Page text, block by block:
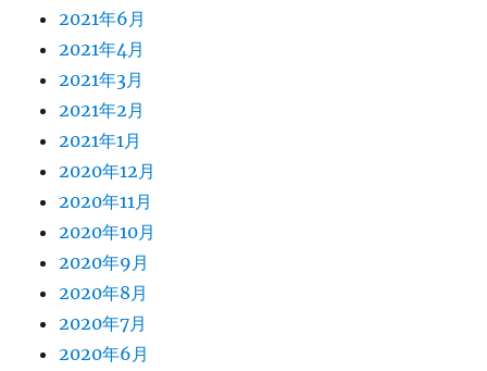
2021年6月
2021年4月
2021年3月
2021年2月
2021年1月
2020年12月
2020年11月
2020年10月
2020年9月
2020年8月
2020年7月
2020年6月